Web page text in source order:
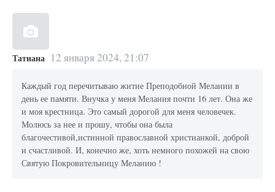
Татиана 12 января 2024, 21:07
Каждый год перечитываю житие Преподобной Мелании в
день ее памяти. Внучка у меня Мелания почти 16 лет. Она же
и моя крестница. Это самый дорогой для меня человечек.
Молюсь за нее и прошу, чтобы она была
благочестивой,истинной православной христианкой, доброй
и счастливой. И, конечно же, хоть немного похожей на свою
Святую Покровительницу Меланию !